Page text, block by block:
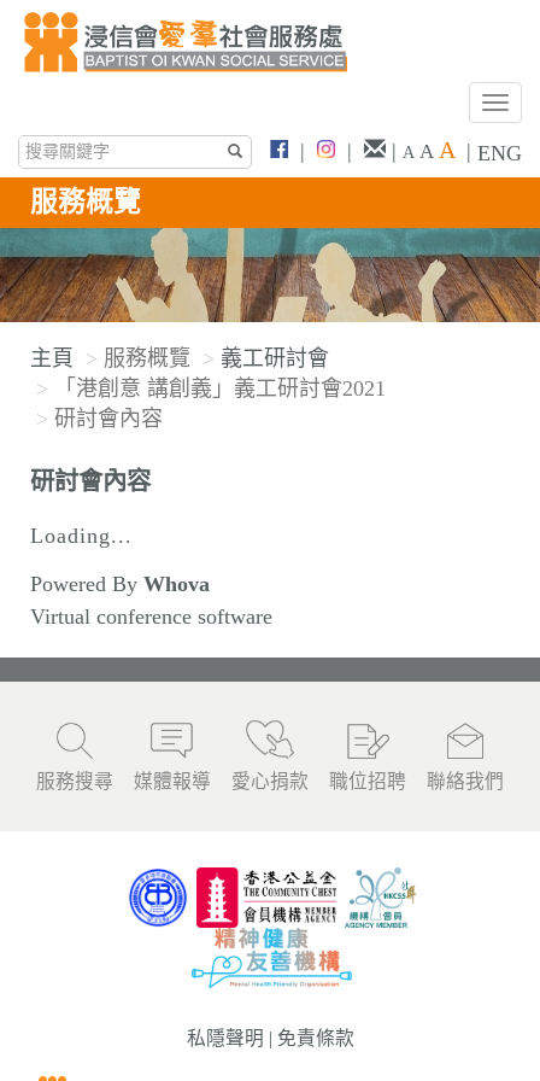
T
g
l
e
n
a
| | | A A A | ENG
服務概覽
主頁 服務概覽
義工研討會
「港創意 講創義」義工研討會2021
研討會內容
研討會內容
Loading...
Powered By Whova
Virtual conference software
服務搜尋 媒體報導 愛心捐款 職位招聘 聯絡我們
私隱聲明 | 免責條款